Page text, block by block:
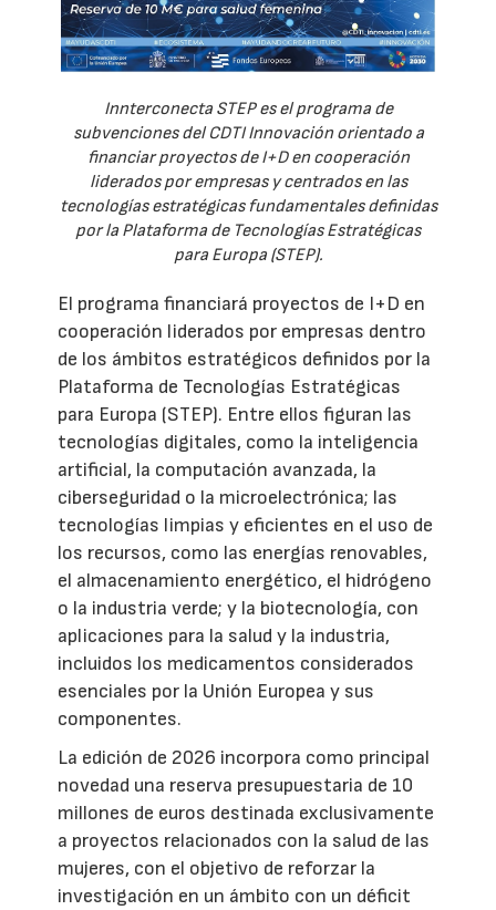
Innterconecta STEP es el programa de
subvenciones del CDTI Innovación orientado a
financiar proyectos de I+D en cooperación
liderados por empresas y centrados en las
tecnologías estratégicas fundamentales definidas
por la Plataforma de Tecnologías Estratégicas
para Europa (STEP).
El programa financiará proyectos de I+D en
cooperación liderados por empresas dentro
de los ámbitos estratégicos definidos por la
Plataforma de Tecnologías Estratégicas
para Europa (STEP). Entre ellos figuran las
tecnologías digitales, como la inteligencia
artificial, la computación avanzada, la
ciberseguridad o la microelectrónica; las
tecnologías limpias y eficientes en el uso de
los recursos, como las energías renovables,
el almacenamiento energético, el hidrógeno
o la industria verde; y la biotecnología, con
aplicaciones para la salud y la industria,
incluidos los medicamentos considerados
esenciales por la Unión Europea y sus
componentes.
La edición de 2026 incorpora como principal
novedad una reserva presupuestaria de 10
millones de euros destinada exclusivamente
a proyectos relacionados con la salud de las
mujeres, con el objetivo de reforzar la
investigación en un ámbito con un déficit